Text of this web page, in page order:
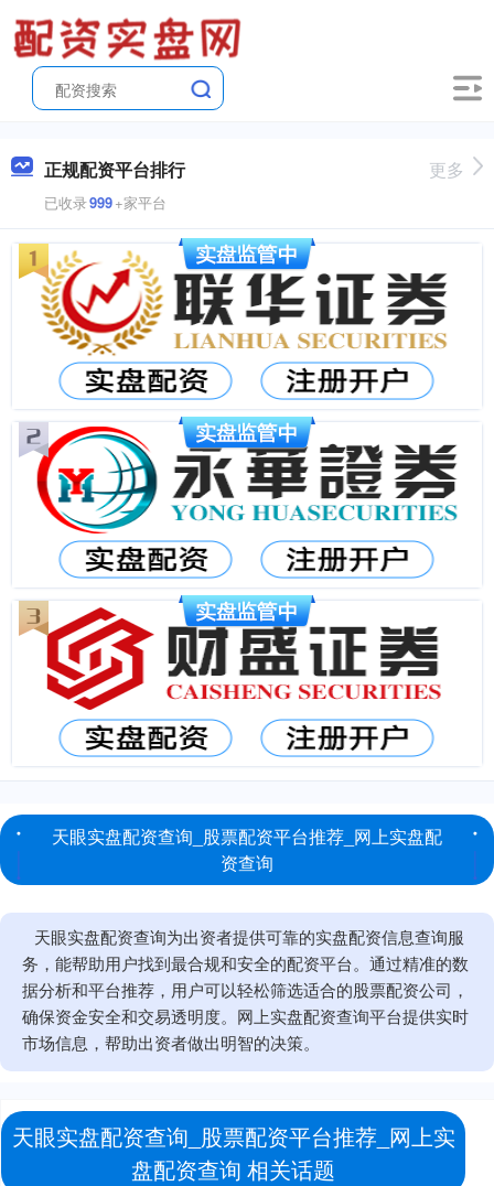
正规配资平台排行
已收录999+家平台
更多
天眼实盘配资查询_股票配资平台推荐_网上实盘配
资查询
天眼实盘配资查询为出资者提供可靠的实盘配资信息查询服
务，能帮助用户找到最合规和安全的配资平台。通过精准的数
据分析和平台推荐，用户可以轻松筛选适合的股票配资公司，
确保资金安全和交易透明度。网上实盘配资查询平台提供实时
市场信息，帮助出资者做出明智的决策。
天眼实盘配资查询_股票配资平台推荐_网上实
盘配资查询 相关话题